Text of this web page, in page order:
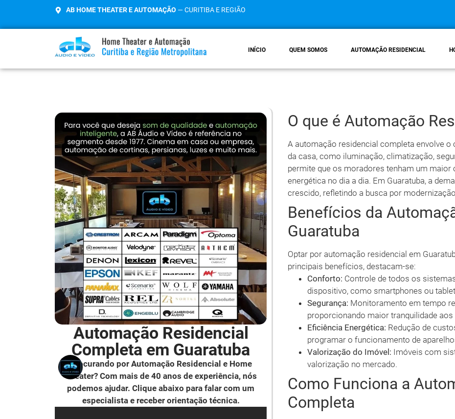
AB HOME THEATER E AUTOMAÇÃO — CURITIBA E REGIÃO
INÍCIO QUEM SOMOS AUTOMAÇÃO RESIDENCIAL
Automação Residencial
Completa em Guaratuba
Procurando por Automação Residencial e Home
Theater? Com mais de 40 anos de experiência, nós
podemos ajudar. Clique abaixo para falar com um
especialista e receber orientação técnica.
O que é Automação
A automação residencial completa envolve
da casa, como iluminação, climatização,
permite que os moradores tenham um maior
energética no dia a dia. Em Guaratuba, a
crescido, refletindo a busca por
Benefícios da
Guaratuba
Optar por automação residencial em
principais benefícios, destacam-se:
Conforto: Controle de todos os
dispositivo, como smartphones ou
Segurança: Monitoramento em tempo
proporcionando maior tranquilidade
Eficiência Energética: Redução de
programar o funcionamento de
Valorização do Imóvel: Imóveis com
valorização no mercado.
Como Funciona a
Completa